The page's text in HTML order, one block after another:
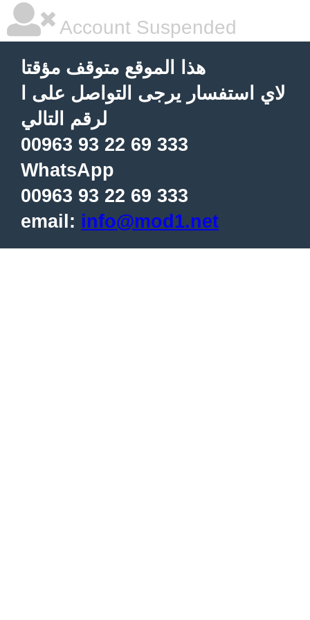
Account Suspended
هذا الموقع متوقف مؤقتا
لاي استفسار يرجى التواصل على ا
لرقم التالي
00963 93 22 69 333
WhatsApp
00963 93 22 69 333
email: info@mod1.net